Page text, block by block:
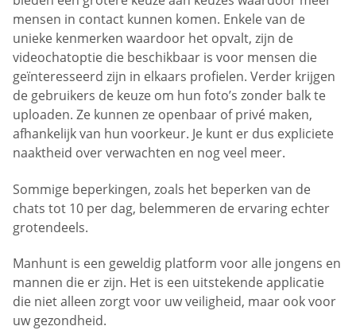
mensen in contact kunnen komen. Enkele van de
unieke kenmerken waardoor het opvalt, zijn de
videochatoptie die beschikbaar is voor mensen die
geïnteresseerd zijn in elkaars profielen. Verder krijgen
de gebruikers de keuze om hun foto’s zonder balk te
uploaden. Ze kunnen ze openbaar of privé maken,
afhankelijk van hun voorkeur. Je kunt er dus expliciete
naaktheid over verwachten en nog veel meer.
Sommige beperkingen, zoals het beperken van de
chats tot 10 per dag, belemmeren de ervaring echter
grotendeels.
Manhunt is een geweldig platform voor alle jongens en
mannen die er zijn. Het is een uitstekende applicatie
die niet alleen zorgt voor uw veiligheid, maar ook voor
uw gezondheid.